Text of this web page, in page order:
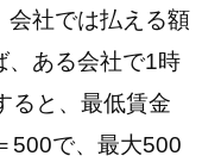
社では払える額
、ある会社で1時
ると、最低賃金
500で、最大500